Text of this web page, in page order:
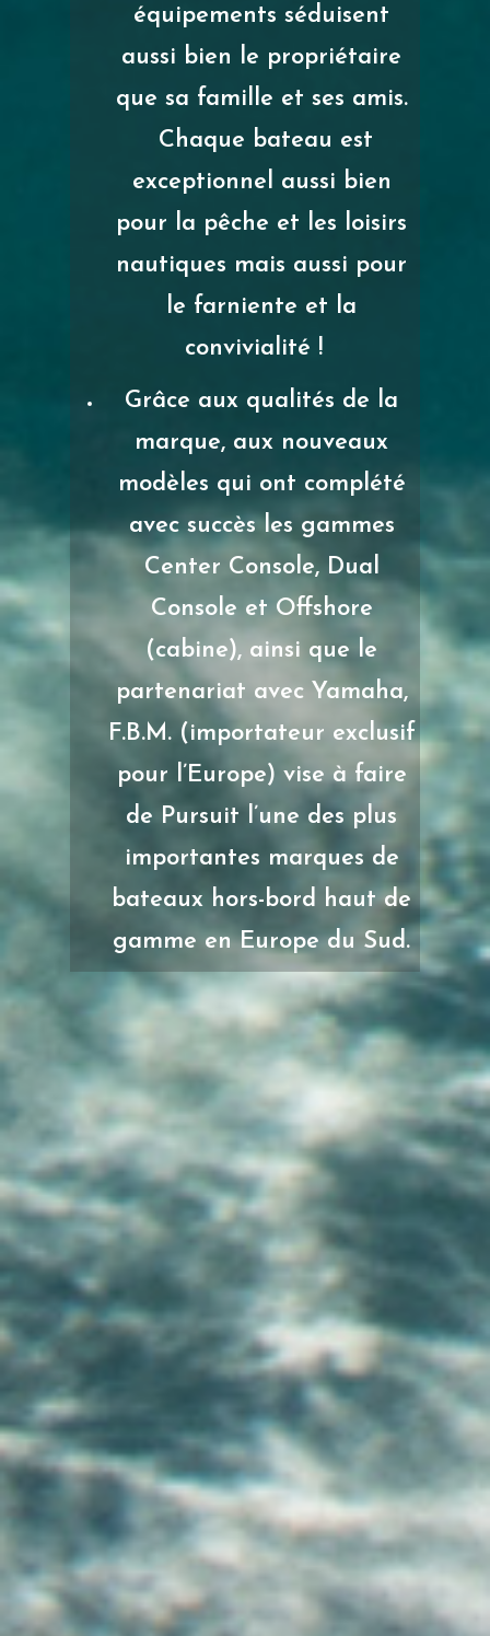
équipements séduisent
aussi bien le propriétaire
que sa famille et ses amis.
Chaque bateau est
exceptionnel aussi bien
pour la pêche et les loisirs
nautiques mais aussi pour
le farniente et la
convivialité !
Grâce aux qualités de la
marque, aux nouveaux
modèles qui ont complété
avec succès les gammes
Center Console, Dual
Console et Offshore
(cabine), ainsi que le
partenariat avec Yamaha,
F.B.M. (importateur exclusif
pour l’Europe) vise à faire
de Pursuit l’une des plus
importantes marques de
bateaux hors-bord haut de
gamme en Europe du Sud.